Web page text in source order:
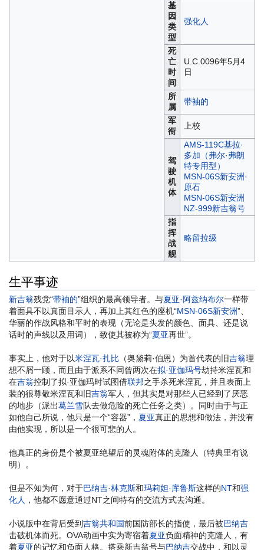
基
因
类
型
强化人
死
亡
时
间
U.C.0096年5月4
日
所
属
带袖的
军
衔
上校
驾
驶
机
体
AMS-119C基拉·
多加（弗尔·弗朗
特专用型）
MSN-06S新安洲·
原石
MSN-06S新安洲
NZ-999新吉翁号
指
挥
战
舰
略留拉级
生平事迹
新吉翁残党“带袖的”组织的最高领导者。与夏亚·阿兹纳布尔一样带
着面具不以真面目示人，再加上其红色的座机“MSN-06S新安洲”、
华丽的作战风格和平时的表现（无论是头发的颜色、面具、还是说
话时的声线以及用词），致使其被称为“夏亚再世”。
事实上，他对于以米涅瓦·扎比 （奥黛莉·伯恩）为首代表的旧吉翁理
想不屑一顾，而且由于派系不同曾两次在拟·亚伽玛号劫持米涅瓦和
在吉翁控制了拟·亚伽玛时试图借联邦之手杀死米涅瓦，并且表面上
装的很尊敬米涅瓦和旧吉翁军人，但其实是对那些人已经到了厌恶
的地步（派出葛兰雪队去做危险的死亡任务之类）。同时由于与正
如他自己所说，他只是一个“容器”， 夏亚真正的思想和做法，并没有
由他实现，所以是一个很可悲的人。
他真正的身份是个被夏亚绝望后的灵魂附体的克隆人（特典里有说
明）。
但是不知为何，对于巴纳吉·林克斯和玛莉妲·库鲁斯这样的NT和强
化人 ，他都不愿意通过NT之间特有的交流方式去沟通。
小说版中在背后受到吉翁共和国前国防部长的指使，最后被巴纳吉
击破机体而死。OVA动画中实为寄宿着夏亚负面精神的克隆人，有
着夏亚的记忆和负面人格。搭乘新吉翁号与巴纳吉交战中，和以灵